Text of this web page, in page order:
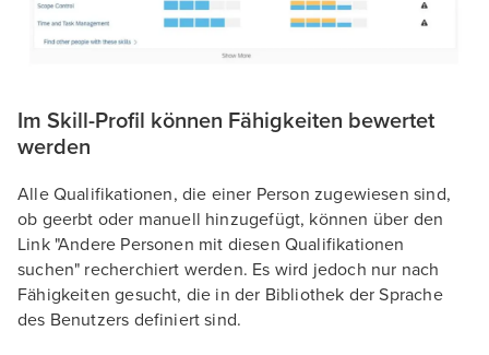
Im Skill-Profil können Fähigkeiten bewertet
werden
Alle Qualifikationen, die einer Person zugewiesen sind,
ob geerbt oder manuell hinzugefügt, können über den
Link "Andere Personen mit diesen Qualifikationen
suchen" recherchiert werden. Es wird jedoch nur nach
Fähigkeiten gesucht, die in der Bibliothek der Sprache
des Benutzers definiert sind.